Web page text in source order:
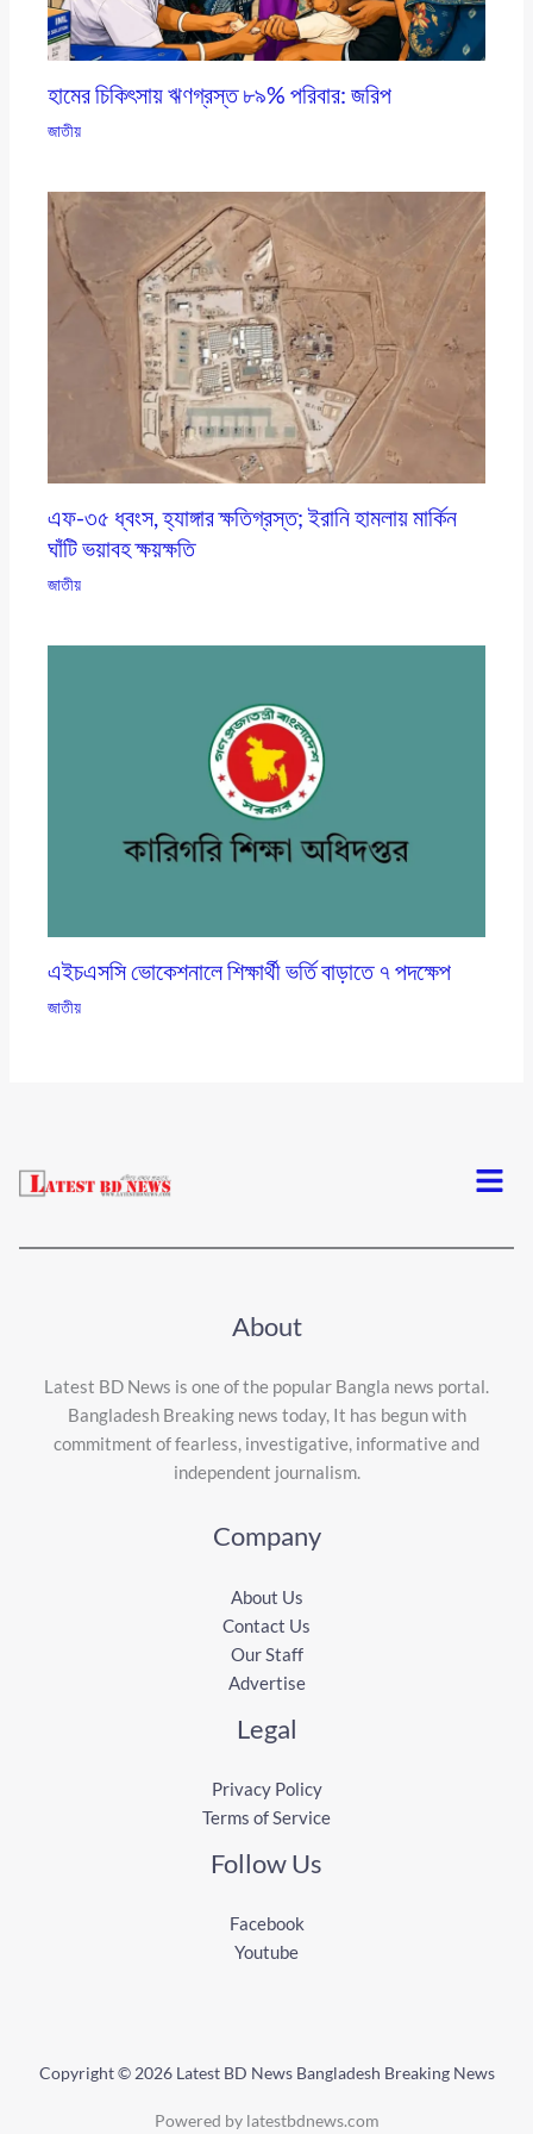
হামের চিকিৎসায় ঋণগ্রস্ত ৮৯% পরিবার: জরিপ
জাতীয়
এফ-৩৫ ধ্বংস, হ্যাঙ্গার ক্ষতিগ্রস্ত; ইরানি হামলায় মার্কিন
ঘাঁটি ভয়াবহ ক্ষয়ক্ষতি
জাতীয়
এইচএসসি ভোকেশনালে শিক্ষার্থী ভর্তি বাড়াতে ৭ পদক্ষেপ
জাতীয়
Menu
About
Latest BD News is one of the popular Bangla news portal.
Bangladesh Breaking news today, It has begun with
commitment of fearless, investigative, informative and
independent journalism.
Company
About Us
Contact Us
Our Staff
Advertise
Legal
Privacy Policy
Terms of Service
Follow Us
Facebook
Youtube
Copyright © 2026 Latest BD News Bangladesh Breaking News
Powered by latestbdnews.com